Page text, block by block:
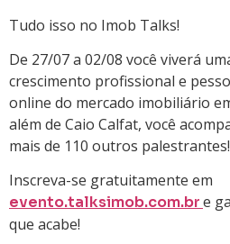
Tudo isso no Imob Talks!
De 27/07 a 02/08 você viverá
crescimento profissional e
online do mercado imobiliário
além de Caio Calfat, você
mais de 110 outros palestrantes!
Inscreva-se gratuitamente em
evento.talksimob.com.bre
que acabe!